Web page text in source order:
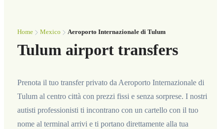
Home Mexico Aeroporto Internazionale di Tulum
Tulum airport transfers
Prenota il tuo transfer privato da Aeroporto Internazionale di
Tulum al centro città con prezzi fissi e senza sorprese. I nostri
autisti professionisti ti incontrano con un cartello con il tuo
nome al terminal arrivi e ti portano direttamente alla tua